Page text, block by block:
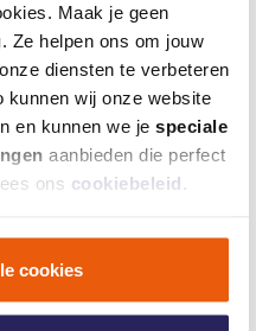
Maak je geen
. Ze helpen ons om jouw
diensten te verbeteren
kunnen wij onze website
en kunnen we je speciale
aanbieden die perfect
ons cookiebeleid .
cookiesook